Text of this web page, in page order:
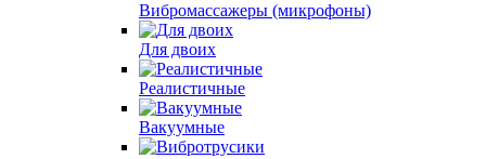
Вибромассажеры (микрофоны)
Для двоих
Реалистичные
Вакуумные